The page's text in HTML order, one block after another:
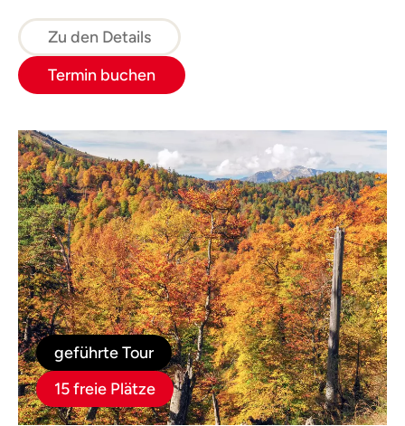
und Hütten.
Zu den Details
Termin buchen
geführte Tour
15 freie Plätze